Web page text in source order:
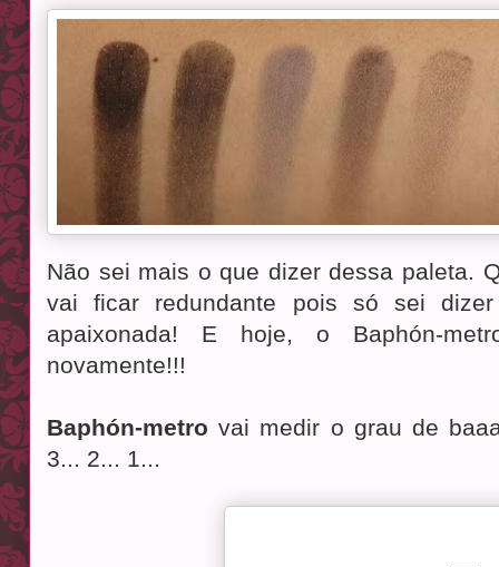
Não sei mais o que dizer dessa paleta.
vai ficar redundante pois só sei
apaixonada! E hoje, o Baphón-
novamente!!!
Baphón-metro vai medir o grau de
3... 2... 1...